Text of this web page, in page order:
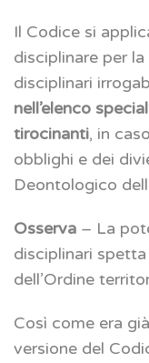
Il Codice si
disciplinare per
disciplinari
nell’elenco
tirocinanti, in
obblighi e dei
Deontologico
Osserva – La
disciplinari
dell’Ordine
Così come era
versione del